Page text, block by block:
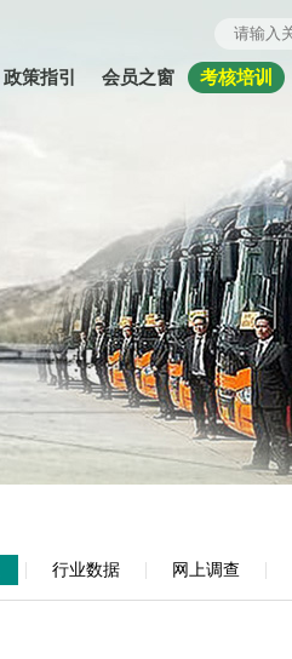
政策指引 会员之窗 考核培训
|
网上调查
|
行业数据
|